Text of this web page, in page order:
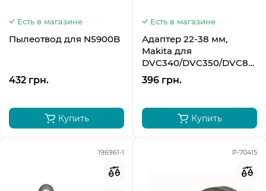
Есть в магазине
Пылеотвод для N5900B
432 грн.
Купить
Есть в магазине
Адаптер 22-38 мм,
Makita для
DVC340/DVC350/DVC860L/
195548-6
396 грн.
Купить
196961-1 P-70415